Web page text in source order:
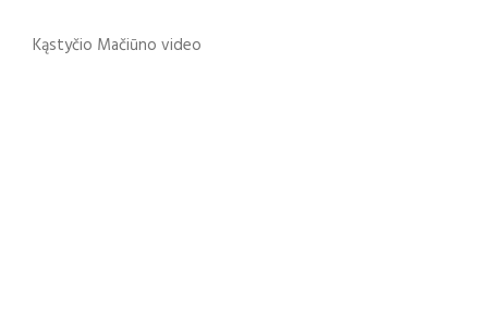
Kąstyčio Mačiūno video